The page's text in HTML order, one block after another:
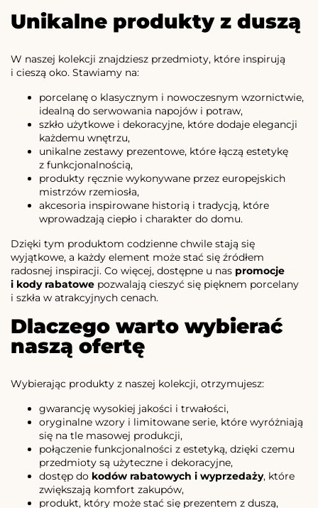
Unikalne produkty z duszą
W naszej kolekcji znajdziesz przedmioty, które inspirują
i cieszą oko. Stawiamy na:
porcelanę o klasycznym i nowoczesnym wzornictwie,
idealną do serwowania napojów i potraw,
szkło użytkowe i dekoracyjne, które dodaje elegancji
każdemu wnętrzu,
unikalne zestawy prezentowe, które łączą estetykę
z funkcjonalnością,
produkty ręcznie wykonywane przez europejskich
mistrzów rzemiosła,
akcesoria inspirowane historią i tradycją, które
wprowadzają ciepło i charakter do domu.
Dzięki tym produktom codzienne chwile stają się
wyjątkowe, a każdy element może stać się źródłem
radosnej inspiracji. Co więcej, dostępne u nas promocje
i kody rabatowe pozwalają cieszyć się pięknem porcelany
i szkła w atrakcyjnych cenach.
Dlaczego warto wybierać
naszą ofertę
Wybierając produkty z naszej kolekcji, otrzymujesz:
gwarancję wysokiej jakości i trwałości,
oryginalne wzory i limitowane serie, które wyróżniają
się na tle masowej produkcji,
połączenie funkcjonalności z estetyką, dzięki czemu
przedmioty są użyteczne i dekoracyjne,
dostęp do kodów rabatowych i wyprzedaży, które
zwiększają komfort zakupów,
produkt, który może stać się prezentem z duszą,